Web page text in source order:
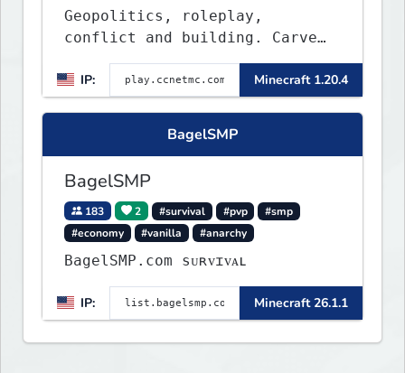
Geopolitics, roleplay,
conflict and building. Carve
out your own story on a 1:1000
map of Earth using tanks,
warships, guns and more.
Express your creative side by
building cities that the world
IP: Minecraft 1.20.4
BagelSMP
BagelSMP
183 2 #survival #pvp
#smp
#economy
#vanilla #anarchy
BagelSMP.com ѕᴜʀᴠɪᴠᴀʟ
IP: Minecraft 26.1.1